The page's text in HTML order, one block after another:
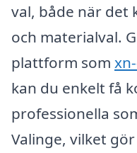
val, både när
och materialval.
plattform som
kan du enkelt få
professionella
Valinge, vilket